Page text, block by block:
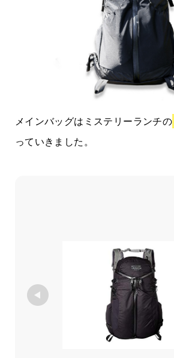
メインバッグはミステリーランチの
っていきました。